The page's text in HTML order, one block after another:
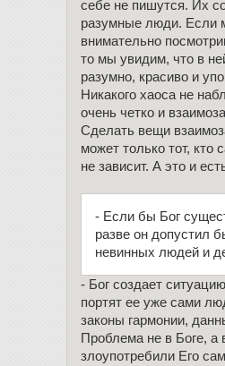
себе не пишутся. Их
разумные люди. Если
внимательно
то мы увидим, что в
разумно, красиво и
Никакого хаоса не
очень четко и
Сделать вещи
может только тот, кто
не зависит. А это и
- Если бы Бог
разве он допустил
невинных людей и
- Бог создает
портят ее уже сами
законы гармонии,
Проблема не в Боге, а
злоупотребили Его